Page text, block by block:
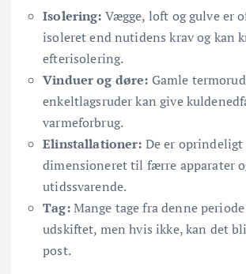
Isolering: Vægge, loft og gulve er
isoleret end nutidens krav og kan
efterisolering.
Vinduer og døre: Gamle
enkeltlagsruder kan give
varmeforbrug.
Elinstallationer: De er oprindeligt
dimensioneret til færre apparater
utidssvarende.
Tag:Mange tage fra denne
udskiftet, men hvis ikke, kan det
post.